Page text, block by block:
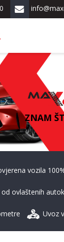
ZNAM
vozila
od ovlaštenih
Uvoz